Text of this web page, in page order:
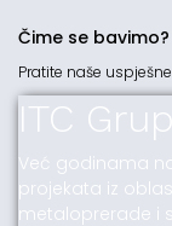
Čime se bavimo?
Pratite naše
ITC
Već godinama
projekata iz
metaloprerade i